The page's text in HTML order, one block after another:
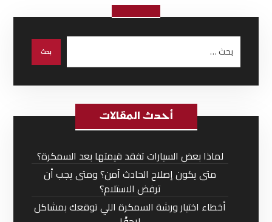
أحدث المقالات
لماذا بعض السيارات تفقد قيمتها بعد السمكرة؟
متى يكون إصلاح الحادث آمن؟ ومتى يجب أن
ترفض الاستلام؟
أخطاء اختيار ورشة السمكرة اللي توقعك بمشاكل